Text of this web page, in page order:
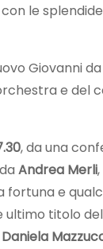
con le
Giovanni da
e del
, da una
Andrea Merli
fortuna e
ultimo titolo
Daniela